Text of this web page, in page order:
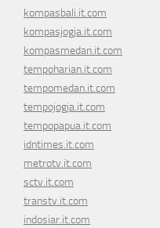
kompasbali.it.com
kompasjogja.it.com
kompasmedan.it.com
tempoharian.it.com
tempomedan.it.com
tempojogja.it.com
tempopapua.it.com
idntimes.it.com
metrotv.it.com
sctv.it.com
transtv.it.com
indosiar.it.com